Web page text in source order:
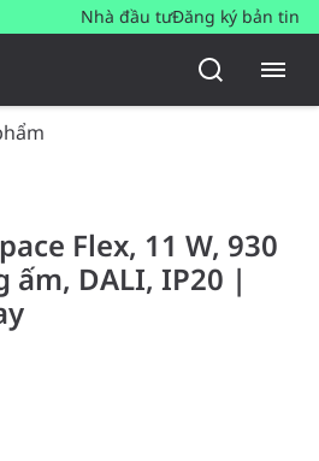
Nhà đầu tưĐăng ký bản tin
Flex, 11 W, 930
ấm, DALI, IP20 |